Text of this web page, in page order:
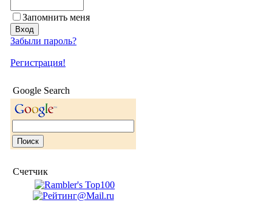
Запомнить меня
Забыли пароль?
Регистрация!
Google Search
Счетчик